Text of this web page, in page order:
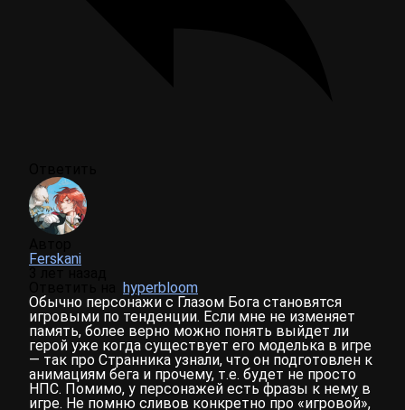
Ferskani
hyperbloom
Обычно персонажи с Глазом Бога становятся
игровыми по тенденции. Если мне не изменяет
память, более верно можно понять выйдет ли
герой уже когда существует его моделька в игре
— так про Странника узнали, что он подготовлен к
анимациям бега и прочему, т.е. будет не просто
НПС. Помимо, у персонажей есть фразы к нему в
игре. Не помню сливов конкретно про «игровой»,